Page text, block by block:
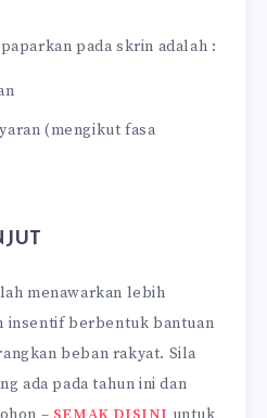
pada skrin adalah :
(mengikut fasa
menawarkan lebih
insentif berbentuk bantuan
beban rakyat. Sila
ada pada tahun ini dan